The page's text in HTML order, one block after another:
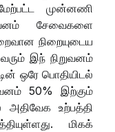
முன்னணி
சேவைகளை
நிறையுடைய
இந் நிறுவனம்
ஒரே பொதியிடல்
50% இற்கும்
அதிவேக உற்பத்தி
மிகக்